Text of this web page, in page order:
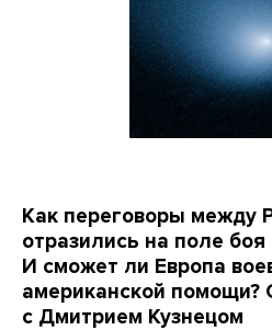
Как переговоры
отразились на поле боя
И сможет ли Европа
американской помощи?
с Дмитрием Кузнецом